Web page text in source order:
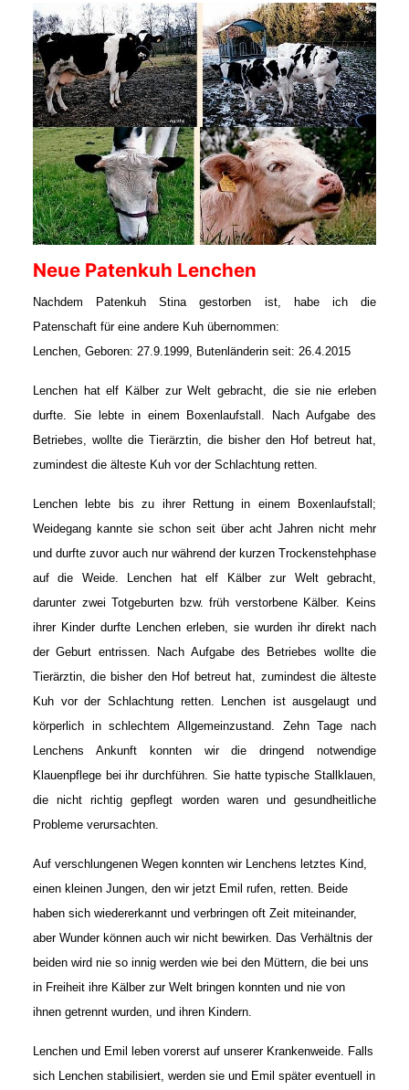
Neue Patenkuh Lenchen
Nachdem Patenkuh Stina gestorben ist, habe ich die
Patenschaft für eine andere Kuh übernommen:
Lenchen, Geboren: 27.9.1999, Butenländerin seit: 26.4.2015
Lenchen hat elf Kälber zur Welt gebracht, die sie nie erleben
durfte. Sie lebte in einem Boxenlaufstall. Nach Aufgabe des
Betriebes, wollte die Tierärztin, die bisher den Hof betreut hat,
zumindest die älteste Kuh vor der Schlachtung retten.
Lenchen lebte bis zu ihrer Rettung in einem Boxenlaufstall;
Weidegang kannte sie schon seit über acht Jahren nicht mehr
und durfte zuvor auch nur während der kurzen Trockenstehphase
auf die Weide. Lenchen hat elf Kälber zur Welt gebracht,
darunter zwei Totgeburten bzw. früh verstorbene Kälber. Keins
ihrer Kinder durfte Lenchen erleben, sie wurden ihr direkt nach
der Geburt entrissen. Nach Aufgabe des Betriebes wollte die
Tierärztin, die bisher den Hof betreut hat, zumindest die älteste
Kuh vor der Schlachtung retten. Lenchen ist ausgelaugt und
körperlich in schlechtem Allgemeinzustand. Zehn Tage nach
Lenchens Ankunft konnten wir die dringend notwendige
Klauenpflege bei ihr durchführen. Sie hatte typische Stallklauen,
die nicht richtig gepflegt worden waren und gesundheitliche
Probleme verursachten.
Auf verschlungenen Wegen konnten wir Lenchens letztes Kind,
einen kleinen Jungen, den wir jetzt Emil rufen, retten. Beide
haben sich wiedererkannt und verbringen oft Zeit miteinander,
aber Wunder können auch wir nicht bewirken. Das Verhältnis der
beiden wird nie so innig werden wie bei den Müttern, die bei uns
in Freiheit ihre Kälber zur Welt bringen konnten und nie von
ihnen getrennt wurden, und ihren Kindern.
Lenchen und Emil leben vorerst auf unserer Krankenweide. Falls
sich Lenchen stabilisiert, werden sie und Emil später eventuell in